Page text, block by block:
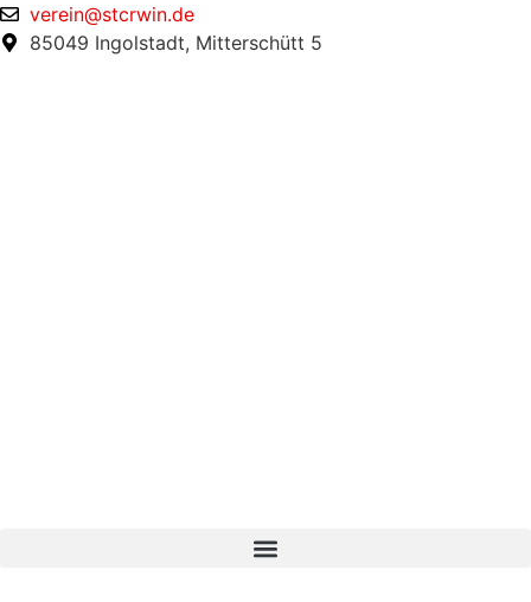
verein@stcrwin.de
85049 Ingolstadt, Mitterschütt 5